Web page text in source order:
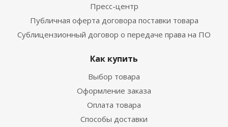
Пресс-центр
Публичная оферта договора поставки товара
Сублицензионный договор о передаче права на ПО
Как купить
Выбор товара
Оформление заказа
Оплата товара
Способы доставки